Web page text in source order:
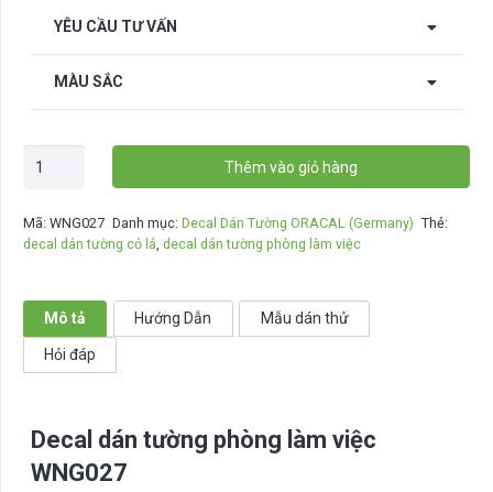
YÊU CẦU TƯ VẤN
MÀU SẮC
Decal
Cỏ
WNG027
số
lượng
Thêm vào giỏ hàng
Mã: WNG027 Danh mục:Decal Dán Tường ORACAL (Germany) Thẻ:
decal dán tường cỏ lá decal dán tường phòng làm việc
Mô tả Hướng Dẫn Mẫu dán thử
Hỏi đáp
Decal dán tường phòng làm việc
WNG027